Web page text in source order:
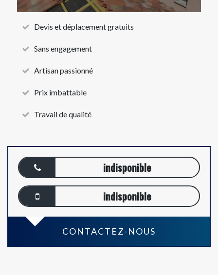
Devis et déplacement gratuits
Sans engagement
Artisan passionné
Prix imbattable
Travail de qualité
indisponible
indisponible
CONTACTEZ-NOUS